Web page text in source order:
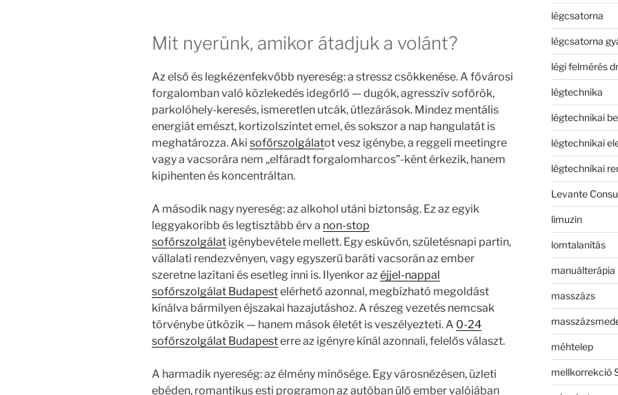
Mit nyerünk, amikor átadjuk a volánt?
Az első és legkézenfekvőbb nyereség: a stressz csökkenése. A fővárosi
forgalomban való közlekedés idegőrlő — dugók, agresszív sofőrök,
parkolóhely-keresés, ismeretlen utcák, útlezárások. Mindez mentális
energiát emészt, kortizolszintet emel, és sokszor a nap hangulatát is
meghatározza. Aki sofőrszolgálatot vesz igénybe, a reggeli meetingre
vagy a vacsorára nem „elfáradt forgalomharcos”-ként érkezik, hanem
kipihenten és koncentráltan.
A második nagy nyereség: az alkohol utáni biztonság. Ez az egyik
leggyakoribb és legtisztább érv a non-stop
sofőrszolgálat igénybevétele mellett. Egy esküvőn, születésnapi partin,
vállalati rendezvényen, vagy egyszerű baráti vacsorán az ember
szeretne lazítani és esetleg inni is. Ilyenkor azéjjel-nappal
sofőrszolgálat Budapestelérhető azonnal, megbízható megoldást
kínálva bármilyen éjszakai hazajutáshoz. A részeg vezetés nemcsak
törvénybe ütközik — hanem mások életét is veszélyezteti. A 0-24
sofőrszolgálat Budapesterre az igényre kínál azonnali, felelős választ.
A harmadik nyereség: az élmény minősége. Egy városnézésen, üzleti
ebéden, romantikus esti programon az autóban ülő ember valójában
légcsatorna
légcsatorna
légi felmérés
légtechnika
légtechnikai
légtechnikai
légtechnikai
Levante
limuzin
lomtalanítás
manuálterápia
masszázs
méhtelep
mellkorrekció